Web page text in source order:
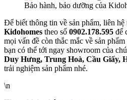
Bảo hành, bảo dưỡng của
Để biết thông tin về sản phẩm, liên
Kidohomes theo số 0902.178.595 để
mọi vấn đề còn thắc mắc về sản
bạn có thể tới ngay showroom của
Duy Hưng, Trung Hoà, Cầu Giấy,
trải nghiệm sản phẩm nhé.
\n